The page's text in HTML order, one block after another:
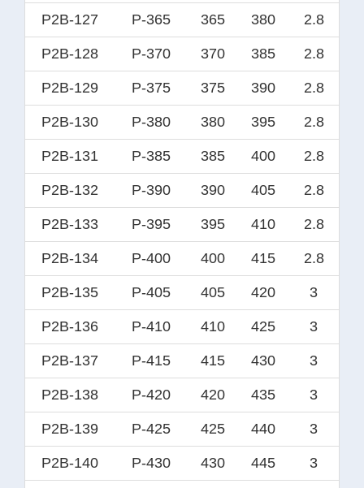
P2B-127 P-365 365 380 2.8
P2B-128 P-370 370 385 2.8
P2B-129 P-375 375 390 2.8
P2B-130 P-380 380 395 2.8
P2B-131 P-385 385 400 2.8
P2B-132 P-390 390 405 2.8
P2B-133 P-395 395 410 2.8
P2B-134 P-400 400 415 2.8
P2B-135 P-405 405 420 3
P2B-136 P-410 410 425 3
P2B-137 P-415 415 430 3
P2B-138 P-420 420 435 3
P2B-139 P-425 425 440 3
P2B-140 P-430 430 445 3